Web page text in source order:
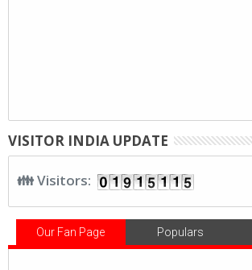
VISITOR INDIA UPDATE
👪 Visitors:
Our Fan Page Populars